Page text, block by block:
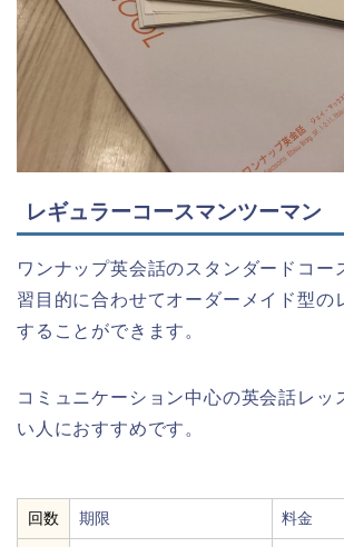
レギュラーコースマンツーマン
ワンナップ英会話のスタンダードコー
習目的に合わせてオーダーメイド型の
することができます。
コミュニケーション中心の英会話レッ
い人におすすめです。
回数 期限 料金